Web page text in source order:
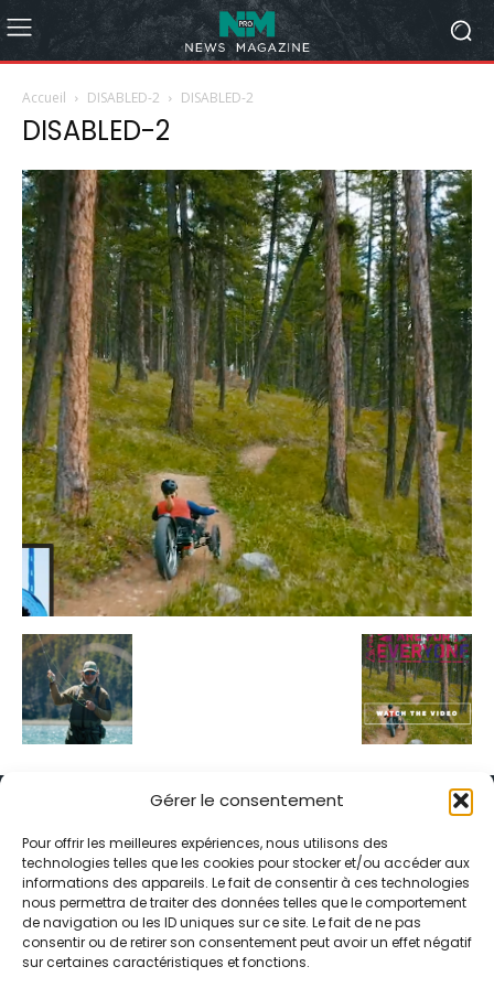
Gérer le consentement
Pour offrir les meilleures expériences, nous utilisons des
technologies telles que les cookies pour stocker et/ou accéder aux
informations des appareils. Le fait de consentir à ces technologies
nous permettra de traiter des données telles que le comportement
de navigation ou les ID uniques sur ce site. Le fait de ne pas
consentir ou de retirer son consentement peut avoir un effet négatif
sur certaines caractéristiques et fonctions.
Accueil DISABLED-2 DISABLED-2
DISABLED-2
Alternative Média est une agence de relations presse et de
relations publiques basée à Grenoble. Depuis 1995, elle conçoit et
pilote des stratégies de visibilité en France et à l’international
grâce à un réseau d’agences partenaires.